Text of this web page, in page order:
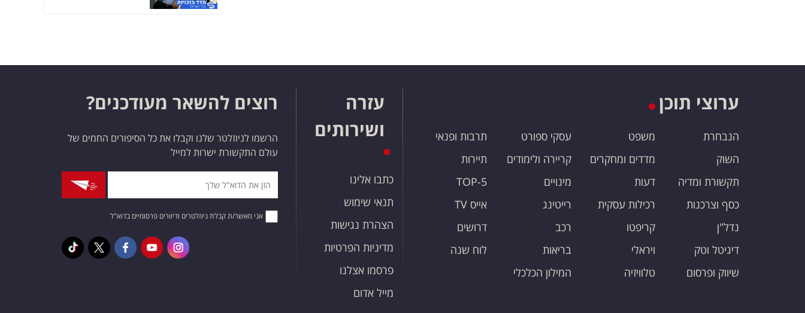
ערוצי תוכן
הנבחרת
השוק
תקשורת ומדיה
כסף וצרכנות
נדל"ן
דיגיטל וטק
שיווק ופרסום
משפט
מדדים ומחקרים
דעות
רכילות עסקית
קריפטו
ויראלי
טלוויזיה
עסקי ספורט
קריירה ולימודים
מינויים
רייטינג
רכב
בריאות
המילון הכלכלי
תרבות ופנאי
תיירות
TOP-5
אייס TV
דרושים
לוח שנה
עזרה
ושירותים
כתבו אלינו
תנאי שימוש
הצהרת נגישות
מדיניות הפרטיות
פרסמו אצלנו
מייל אדום
רוצים להשאר מעודכנים?
הרשמו לניוזלטר שלנו וקבלו את כל הסיפורים החמים של
עולם התקשורת ישרות למייל
אני מאשר/ת קבלת ניוזלטרים ודיוורים פרסומיים בדוא"ל